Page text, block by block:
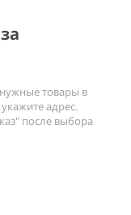
товары в
адрес.
после выбора